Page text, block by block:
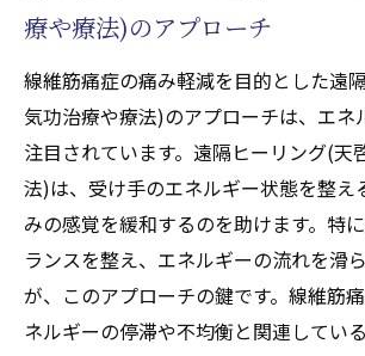
気功治療や療法)の実例
実際の症例紹介：線維筋痛症
ング(天啓気功治療や療法)
遠隔ヒーリング(天啓気功治
的な施術内容
痛みの変化を感じた体験談
線維筋痛症患者の改善例
遠隔ヒーリング(天啓気功治療
療や療法)のアプローチ
線維筋痛症の痛み軽減を目的とした遠
気功治療や療法)のアプローチは、エネ
注目されています。遠隔ヒーリング(天
法)は、受け手のエネルギー状態を整え
みの感覚を緩和するのを助けます。特
ランスを整え、エネルギーの流れを滑
が、このアプローチの鍵です。線維筋
ネルギーの停滞や不均衡と関連してい